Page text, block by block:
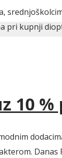
kupnji
10 %